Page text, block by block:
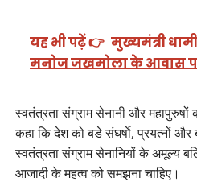
यह भी पढ़ें 👉 मुख्यमंत्री
मनोज जखमोला के आवास
स्वतंत्रता संग्राम सेनानी और महापुरुषों
कहा कि देश को बडे संघर्षाे, प्रयत्नों और
स्वतंत्रता संग्राम सेनानियों के अमूल्य
आजादी के महत्व को समझना चाहिए।